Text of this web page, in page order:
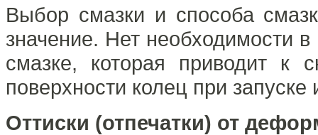
Выбор смазки и способа
значение. Нет необходимости
смазке, которая приводит к
поверхности колец при
Оттиски (отпечатки) от